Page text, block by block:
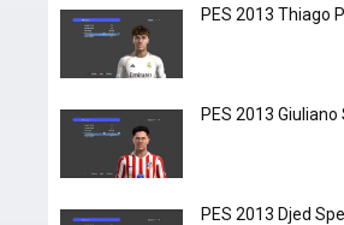
PES 2013 Thiago
PES 2013
PES 2013 Djed